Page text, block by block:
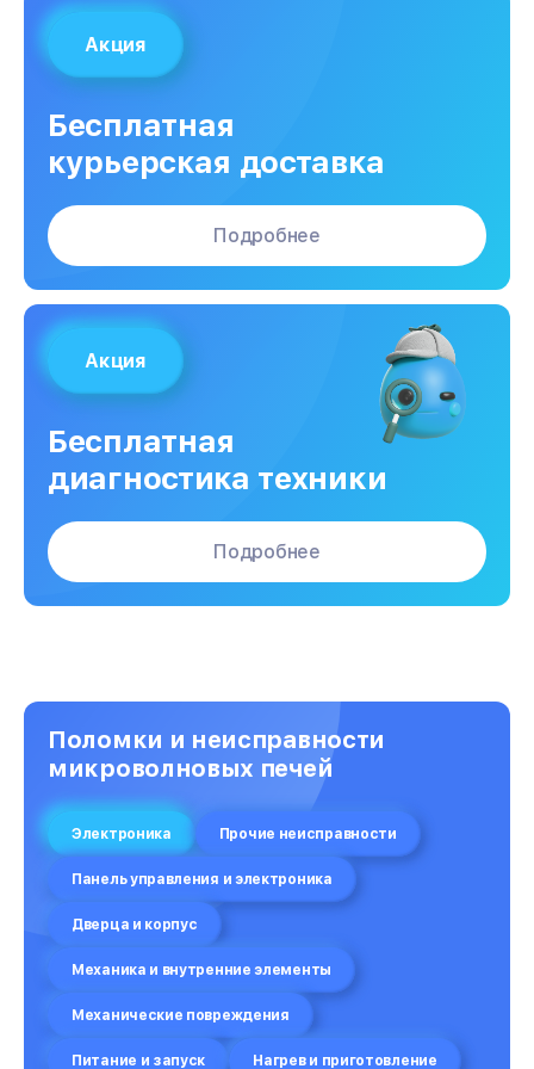
Акция
Бесплатная
курьерская доставка
Подробнее
Акция
Бесплатная
диагностика техники
Подробнее
Поломки и неисправности
микроволновых печей
Электроника Прочие неисправности
Панель управления и электроника
Дверца и корпус
Механика и внутренние элементы
Механические повреждения
Питание и запуск Нагрев и приготовление